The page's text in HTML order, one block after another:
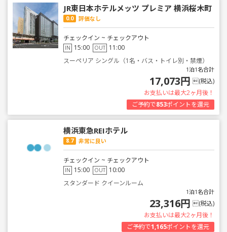
JR東日本ホテルメッツ プレミア 横浜桜木町
0.0 評価なし
チェックイン ~ チェックアウト
IN 15:00 OUT 11:00
スーペリア シングル（1名・バス・トイレ別・禁煙）
1泊1名合計
17,073円 (税込)
お支払いは最大2ヶ月後！
ご予約で853ポイントを還元
横浜東急REIホテル
8.7 非常に良い
チェックイン ~ チェックアウト
IN 15:00 OUT 10:00
スタンダード クイーンルーム
1泊1名合計
23,316円 (税込)
お支払いは最大2ヶ月後！
ご予約で1,165ポイントを還元